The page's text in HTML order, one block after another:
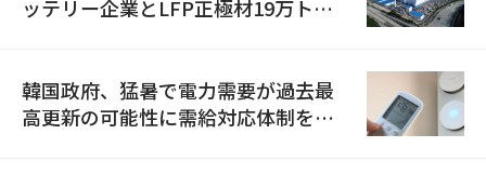
ッテリー企業とLFP正極材19万トン
韓国政府、猛暑で電力需要が過去最
高更新の可能性に需給対応体制を点